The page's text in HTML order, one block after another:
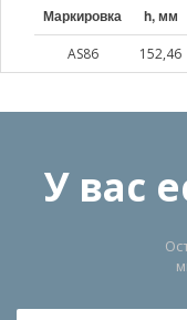
Маркировка h, мм
AS86 152,46
У вас